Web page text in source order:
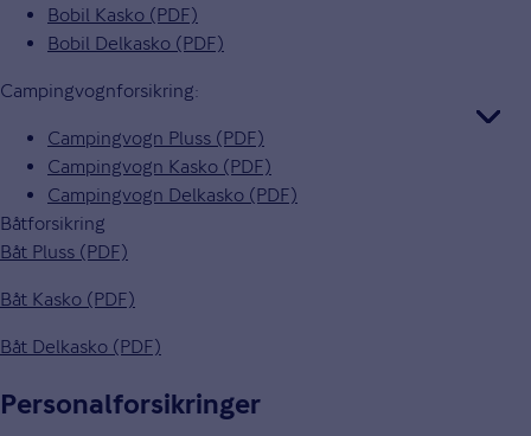
Bobil Kasko (PDF)
Bobil Delkasko (PDF)
Campingvognforsikring:
Campingvogn Pluss (PDF)
Campingvogn Kasko (PDF)
Campingvogn Delkasko (PDF)
Båtforsikring
Båt Pluss (PDF)
Båt Kasko (PDF)
Båt Delkasko (PDF)
Personalforsikringer